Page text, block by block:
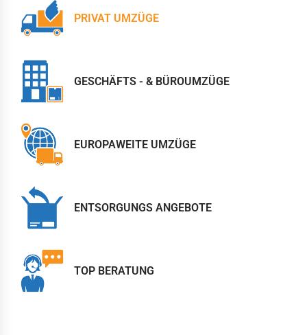
PRIVAT UMZÜGE
GESCHÄFTS - & BÜROUMZÜGE
EUROPAWEITE UMZÜGE
ENTSORGUNGS ANGEBOTE
TOP BERATUNG